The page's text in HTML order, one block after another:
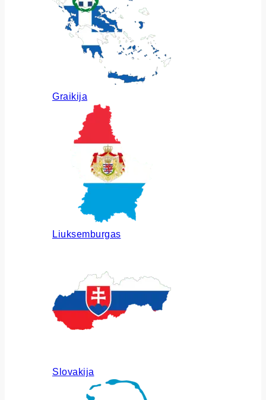
Graikija
Liuksemburgas
Slovakija